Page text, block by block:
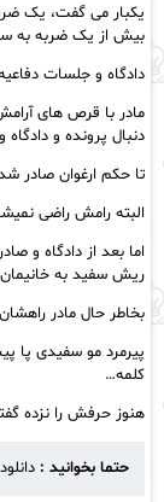
یکبار می گفت، یک
بیش از یک ضربه به
دادگاه و جلسات
مادر با قرص های
دنبال پرونده و
تا حکم ارغوان صادر
البته رامش راضی
اما بعد از دادگاه و
ریش سفید به
بخاطر حال مادر
پیرمرد مو سفیدی پا
کلمه…
هنوز حرفش را نزده
حتما بخوانید : دانلود pdf رمان یمنا از صاحبه پور رمضانعلی